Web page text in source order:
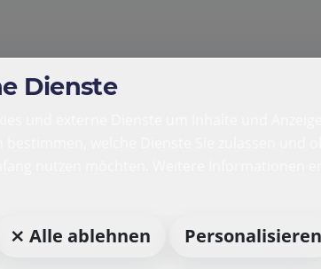
Dienste
und externe Dienste um Inhalte und
⨯ Alle ablehnen Personalisieren